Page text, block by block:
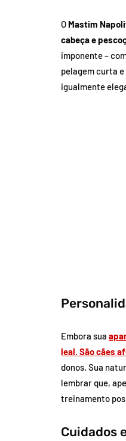
O Mastim
cabeça e
imponente –
pelagem curta
igualmente
Embora sua
leal. São cães
donos. Sua
lembrar que,
treinamento
Cuidados